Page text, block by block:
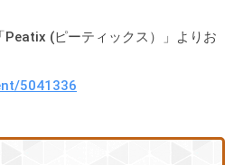
Peatix (ピーティックス）」よりお
5041336